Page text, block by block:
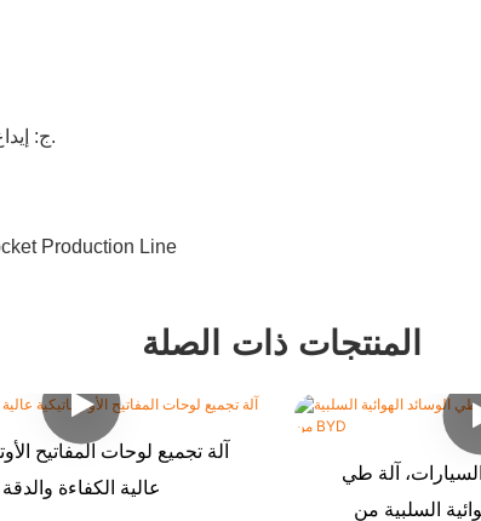
ج: إيداع 50% عند العقد والرصيد مقابل الشيك والقبول قبل الشحن.
المنتجات ذات الصلة
آلة تجميع لوحات المفاتيح
عالية الكفاءة والدقة
آلة طي